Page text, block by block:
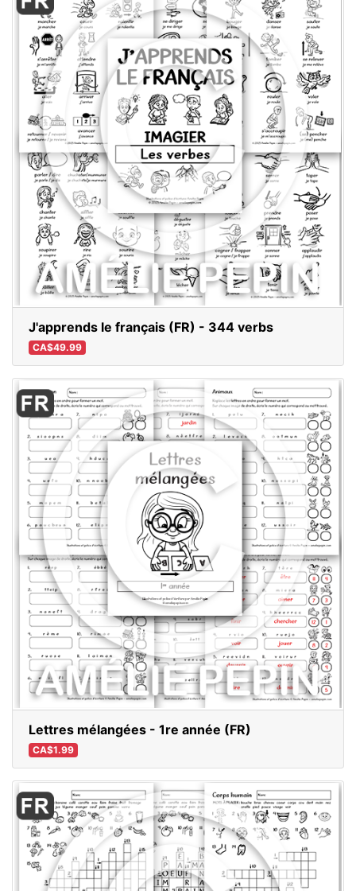
J'apprends le français (FR) - 344 verbs
CA$49.99
Lettres mélangées - 1re année (FR)
CA$1.99